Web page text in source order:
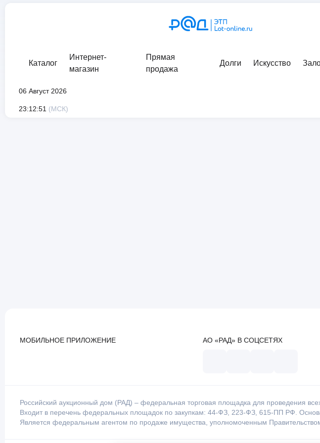
Каталог
Интернет-
магазин
Прямая
продажа
Долги Искусство
06 Август 2026
23:12:51 (МСК)
МОБИЛЬНОЕ ПРИЛОЖЕНИЕ АО «РАД» В СОЦСЕТЯХ
Российский аукционный дом (РАД) – федеральная торговая площадка для проведения
Входит в перечень федеральных площадок по закупкам: 44-ФЗ, 223-ФЗ, 615-ПП РФ.
Является федеральным агентом по продаже имущества, уполномоченным